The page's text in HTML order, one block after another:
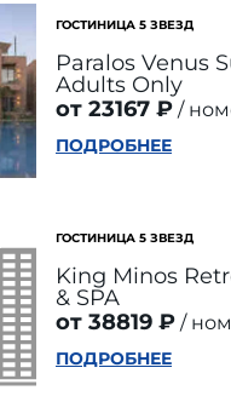
ГОСТИНИЦА 5 ЗВЕЗД
Paralos Venus
Adults Only
от 23167 ₽
ПОДРОБНЕЕ
ГОСТИНИЦА 5 ЗВЕЗД
King Minos
& SPA
от 38819 ₽
ПОДРОБНЕЕ